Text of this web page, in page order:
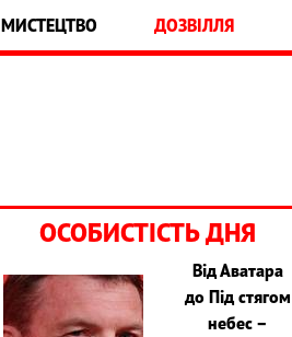
МИСТЕЦТВО ДОЗВІЛЛЯ
ОСОБИСТІСТЬ ДНЯ
Від Аватара
до Під стягом
небес –